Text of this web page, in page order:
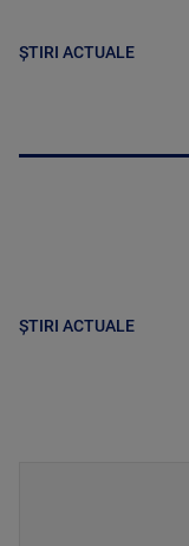
ȘTIRI ACTUALE
ȘTIRI ACTUALE